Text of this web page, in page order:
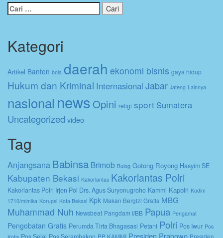
Cari
untuk:
Kategori
Artikel Banten bola daerah ekonomi bisnis gaya hidup
Hukum dan Kriminal Internasional Jabar Jateng Lainnya
nasional news Opini religi sport Sumatera
Uncategorized video
Tag
Anjangsana Babinsa Brimob Bulog Gotong Royong Hasyim SE
Kabupaten Bekasi Kakorlantas Kakorlantas Polri
Kakorlantas Polri Irjen Pol Drs. Agus Suryonugroho Kammi Kapolri Kodim
1710/mimika Korupsi Kota Bekasi Kpk Makan Bergizi Gratis MBG
Muhammad Nuh Newsbeat Pangdam I/BB Papua Pengamat
Pengobatan Gratis Perumda Tirta Bhagasasi Petani Polri Pos Iwur Pos
PP KAMMI Presiden Prabowo Presiden